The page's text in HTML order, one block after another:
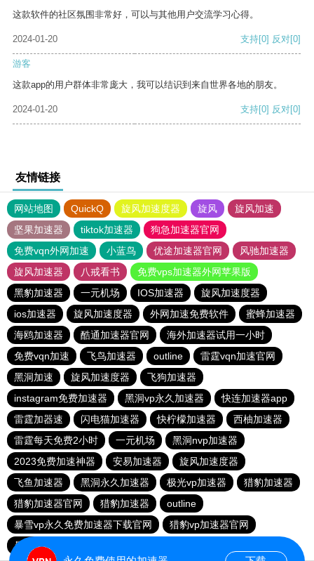
这款软件的社区氛围非常好，可以与其他用户交流学习心得。
2024-01-20 支持[0] 反对[0]
游客
这款app的用户群体非常庞大，我可以结识到来自世界各地的朋友。
2024-01-20 支持[0] 反对[0]
友情链接
网站地图 QuickQ 旋风加速度器 旋风
旋风加速
坚果加速器
tiktok加速器
狗急加速器官网
免费vqn外网加速
小蓝鸟 优途加速器官网
风驰加速器
旋风加速器
八戒看书
免费vps加速器外网苹果版
黑豹加速器
一元机场 IOS加速器
旋风加速度器
ios加速器
旋风加速度器 外网加速免费软件
蜜蜂加速器
海鸥加速器
酷通加速器官网
海外加速器试用一小时
免费vqn加速
飞鸟加速器 outline
雷霆vqn加速官网
黑洞加速
旋风加速度器
飞狗加速器
instagram免费加速器
黑洞vp永久加速器
快连加速器app
雷霆加器速
闪电猫加速器 快柠檬加速器
西柚加速器
雷霆每天免费2小时
一元机场
黑洞nvp加速器
2023免费加速神器
安易加速器
旋风加速度器
飞鱼加速器
黑洞永久加速器 极光vp加速器
猎豹加速器
猎豹加速器官网
猎豹加速器
outline
暴雪vp永久免费加速器下载官网
猎豹vp加速器官网
暴雪vp永久免费加速器下载官网